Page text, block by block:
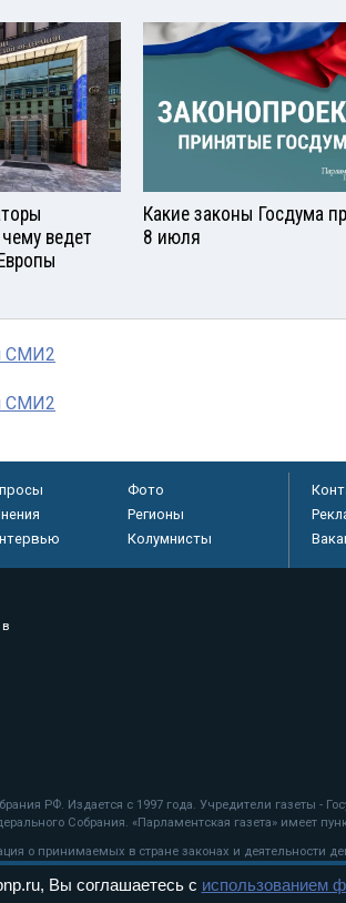
ведет
Какие законы Госдума
8 июля
СМИ2
СМИ2
Фото
Регионы
Колумнисты
в
РФ. Издается с 1997 года. Учредители газеты -
Собрания. «Парламентская газета» имеет
о принимаемых в стране законах и деятельности
Вы соглашаетесь с использованием